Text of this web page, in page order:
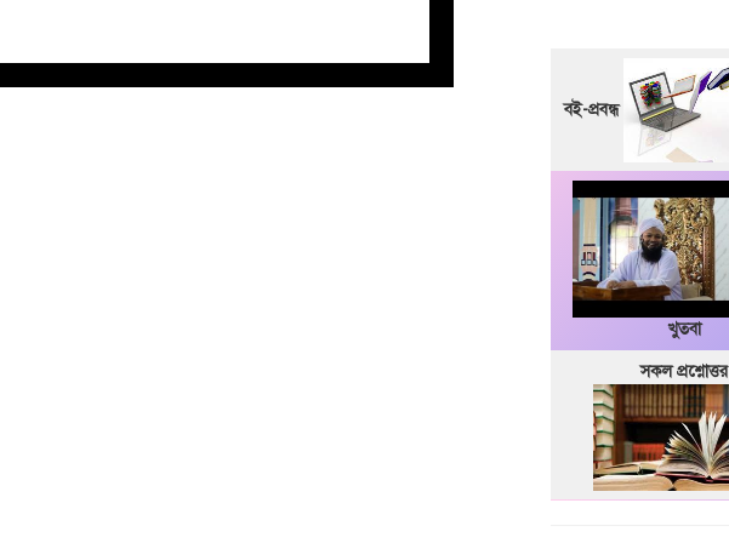
বই-প্রবন্ধ
খুতবা
সকল প্রশ্নোত্তর